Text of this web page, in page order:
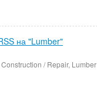
на "Lumber"
/ Repair, Lumber